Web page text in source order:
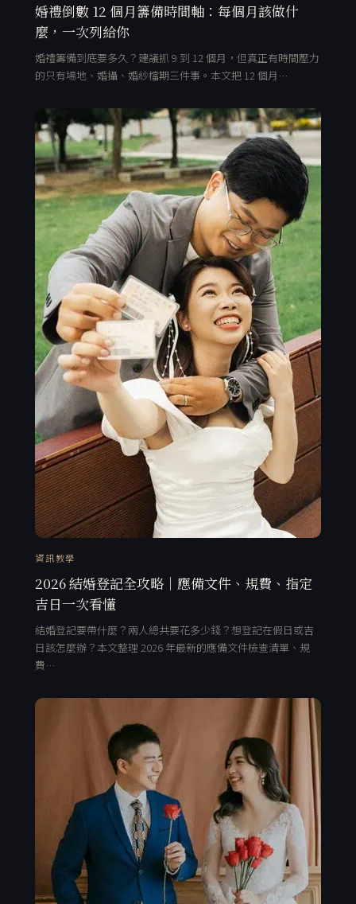
婚禮倒數 12 個月籌備時間軸：每個月該做什
麼，一次列給你
婚禮籌備到底要多久？建議抓 9 到 12 個月，但真正有時間壓力
的只有場地、婚攝、婚紗檔期三件事。本文把 12 個月…
資訊教學
2026 結婚登記全攻略｜應備文件、規費、指定
吉日一次看懂
結婚登記要帶什麼？兩人總共要花多少錢？想登記在假日或吉
日該怎麼辦？本文整理 2026 年最新的應備文件檢查清單、規
費…